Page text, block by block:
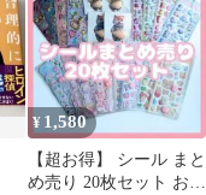
¥ 1,580
【超お得】 シール まと
め売り 20枚セット おし